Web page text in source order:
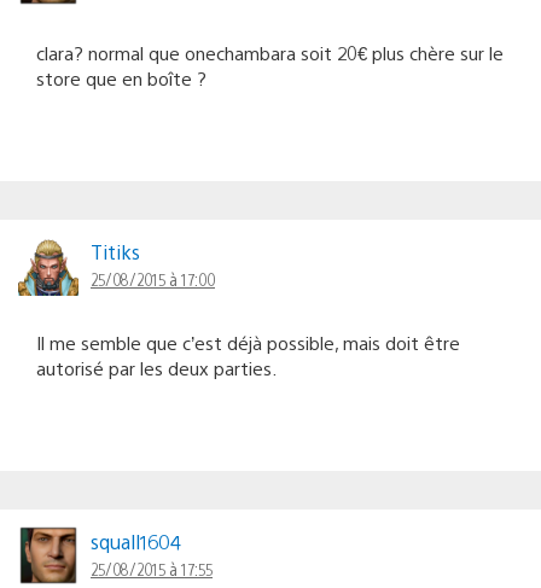
clara? normal que onechambara soit 20€ plus chère sur le
store que en boîte ?
Titiks
25/08/2015 à 17:00
Il me semble que c’est déjà possible, mais doit être
autorisé par les deux parties.
squall1604
25/08/2015 à 17:55